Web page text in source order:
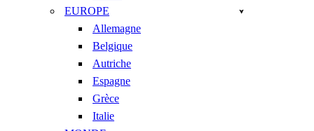
EUROPE
Allemagne
Belgique
Autriche
Espagne
Grèce
Italie